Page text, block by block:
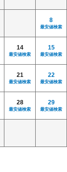
8
最安値検索
14
最安値検索
15
最安値検索
21
最安値検索
22
最安値検索
28
最安値検索
29
最安値検索